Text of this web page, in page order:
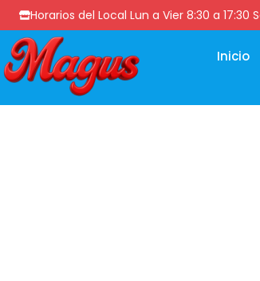
Horarios del Local Lun a Vier 8:30 a
Inicio